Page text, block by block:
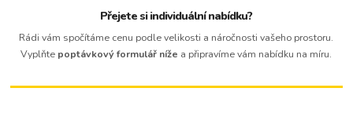
Přejete si individuální nabídku?
Rádi vám spočítáme cenu podle velikosti a náročnosti vašeho prostoru.
Vyplňte poptávkový formulář níže a připravíme vám nabídku na míru.